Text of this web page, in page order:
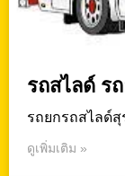
รถสไลด์ ร
รถยกรถสไลด์
ดูเพิ่มเติม »